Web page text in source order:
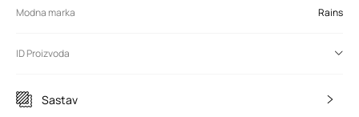
Modna marka Rains
ID Proizvoda
Sastav